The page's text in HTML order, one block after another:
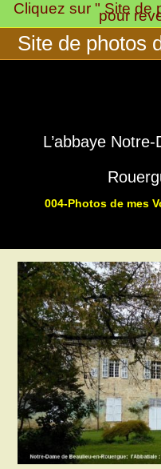
Skip
to
content
Cliquez sur " Site de
pour
Site de photos
L’abbaye
004-Photos de mes